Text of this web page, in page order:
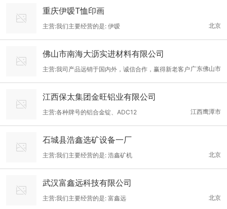
重庆伊嗳T恤印画
北京
主营:我们主要经营的是: 伊嗳
佛山市南海大沥实进材料有限公司
广东佛山市
主营:我司产品远销于国内外，诚信合作，赢得新老客户
的信赖
江西保太集团金旺铝业有限公司
江西鹰潭市
主营:各种牌号的铝合金锭、ADC12
石城县浩鑫选矿设备一厂
北京
主营:我们主要经营的是: 浩鑫矿机
武汉富鑫远科技有限公司
北京
主营:我们主要经营的是: 富鑫远